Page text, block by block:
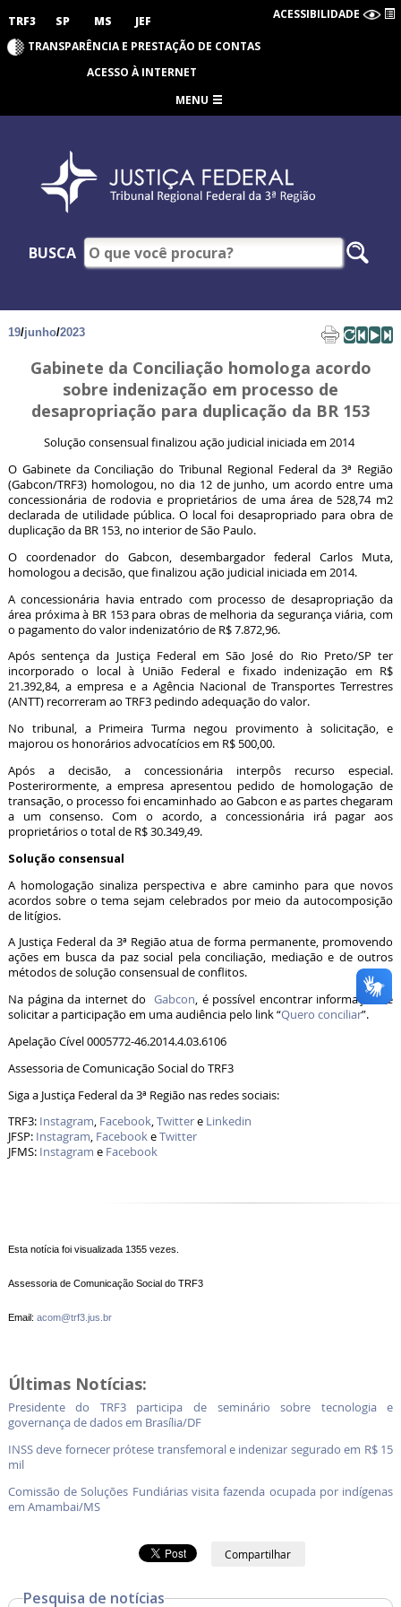
TRF3 SP MS JEF ACESSIBILIDADE
TRANSPARÊNCIA E PRESTAÇÃO DE CONTAS
ACESSO À INTERNET
MENU
BUSCA
19/junho/2023
Gabinete da Conciliação homologa acordo
sobre indenização em processo de
desapropriação para duplicação da BR 153
Solução consensual finalizou ação judicial iniciada em 2014
O Gabinete da Conciliação do Tribunal Regional Federal da 3ª Região
(Gabcon/TRF3) homologou, no dia 12 de junho, um acordo entre uma
concessionária de rodovia e proprietários de uma área de 528,74 m2
declarada de utilidade pública. O local foi desapropriado para obra de
duplicação da BR 153, no interior de São Paulo.
O coordenador do Gabcon, desembargador federal Carlos Muta,
homologou a decisão, que finalizou ação judicial iniciada em 2014.
A concessionária havia entrado com processo de desapropriação da
área próxima à BR 153 para obras de melhoria da segurança viária, com
o pagamento do valor indenizatório de R$ 7.872,96.
Após sentença da Justiça Federal em São José do Rio Preto/SP ter
incorporado o local à União Federal e fixado indenização em R$
21.392,84, a empresa e a Agência Nacional de Transportes Terrestres
(ANTT) recorreram ao TRF3 pedindo adequação do valor.
No tribunal, a Primeira Turma negou provimento à solicitação, e
majorou os honorários advocatícios em R$ 500,00.
Após a decisão, a concessionária interpôs recurso especial.
Posterirormente, a empresa apresentou pedido de homologação de
transação, o processo foi encaminhado ao Gabcon e as partes chegaram
a um consenso. Com o acordo, a concessionária irá pagar aos
proprietários o total de R$ 30.349,49.
Solução consensual
A homologação sinaliza perspectiva e abre caminho para que novos
acordos sobre o tema sejam celebrados por meio da autocomposição
de litígios.
A Justiça Federal da 3ª Região atua de forma permanente, promovendo
ações em busca da paz social pela conciliação, mediação e de outros
métodos de solução consensual de conflitos.
Na página da internet doGabcon, é possível encontrar informações e
solicitar a participação em uma audiência pelo link “Quero conciliar”.
Apelação Cível 0005772-46.2014.4.03.6106
Assessoria de Comunicação Social do TRF3
Siga a Justiça Federal da 3ª Região nas redes sociais:
TRF3: Instagram, Facebook,Twittere Linkedin
JFSP: Instagram, FacebookeTwitter
JFMS: Instagram e Facebook
Esta notícia foi visualizada 1355 vezes.
Assessoria de Comunicação Social do TRF3
Email: acom@trf3.jus.br
Últimas Notícias:
Presidente do TRF3 participa de seminário sobre tecnologia e
governança de dados em Brasília/DF
INSS deve fornecer prótese transfemoral e indenizar segurado em R$ 15
mil
Comissão de Soluções Fundiárias visita fazenda ocupada por indígenas
em Amambai/MS
Compartilhar
Pesquisa de notícias